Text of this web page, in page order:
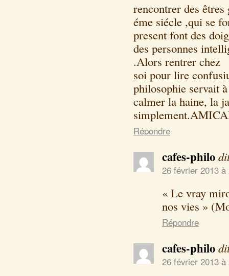
rencontrer des
éme siécle ,qui se
present font des
des personnes
.Alors rentrer chez
soi pour lire
philosophie servait
calmer la haine, la
Répondre
cafes-philo
26 février 2013
« Le vray
nos vies »
Répondre
cafes-philo
26 février 2013